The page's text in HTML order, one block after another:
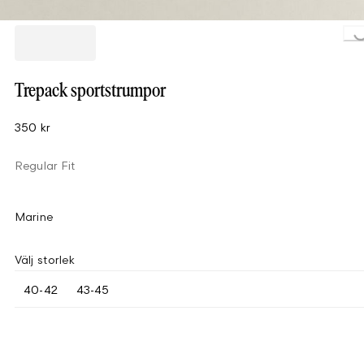
Trepack sportstrumpor
350 kr
Regular Fit
Marine
Välj storlek
40-42 43-45